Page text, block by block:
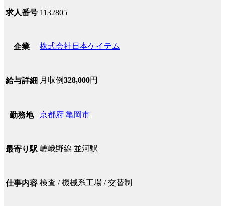
求人番号 1132805
企業 株式会社日本ケイテム
給与詳細 月収例328,000円
勤務地 京都府 亀岡市
最寄り駅 嵯峨野線 並河駅
仕事内容 検査 / 機械系工場 / 交替制